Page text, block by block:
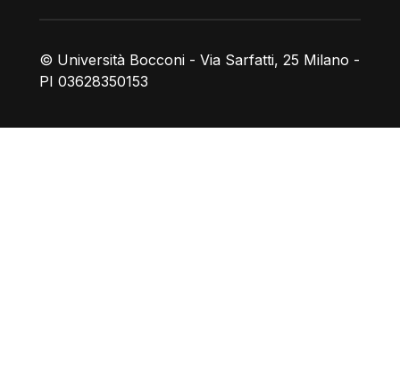
© Università Bocconi - Via Sarfatti, 25 Milano -
PI 03628350153